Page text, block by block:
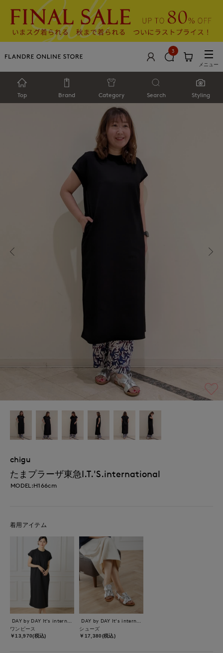
3
メニュー
Top Brand Category Search Styling
chigu
たまプラーザ東急I.T.'S.international
MODEL:H166cm
着用アイテム
ワンピース
￥13,970(税込)
シューズ
￥17,380(税込)